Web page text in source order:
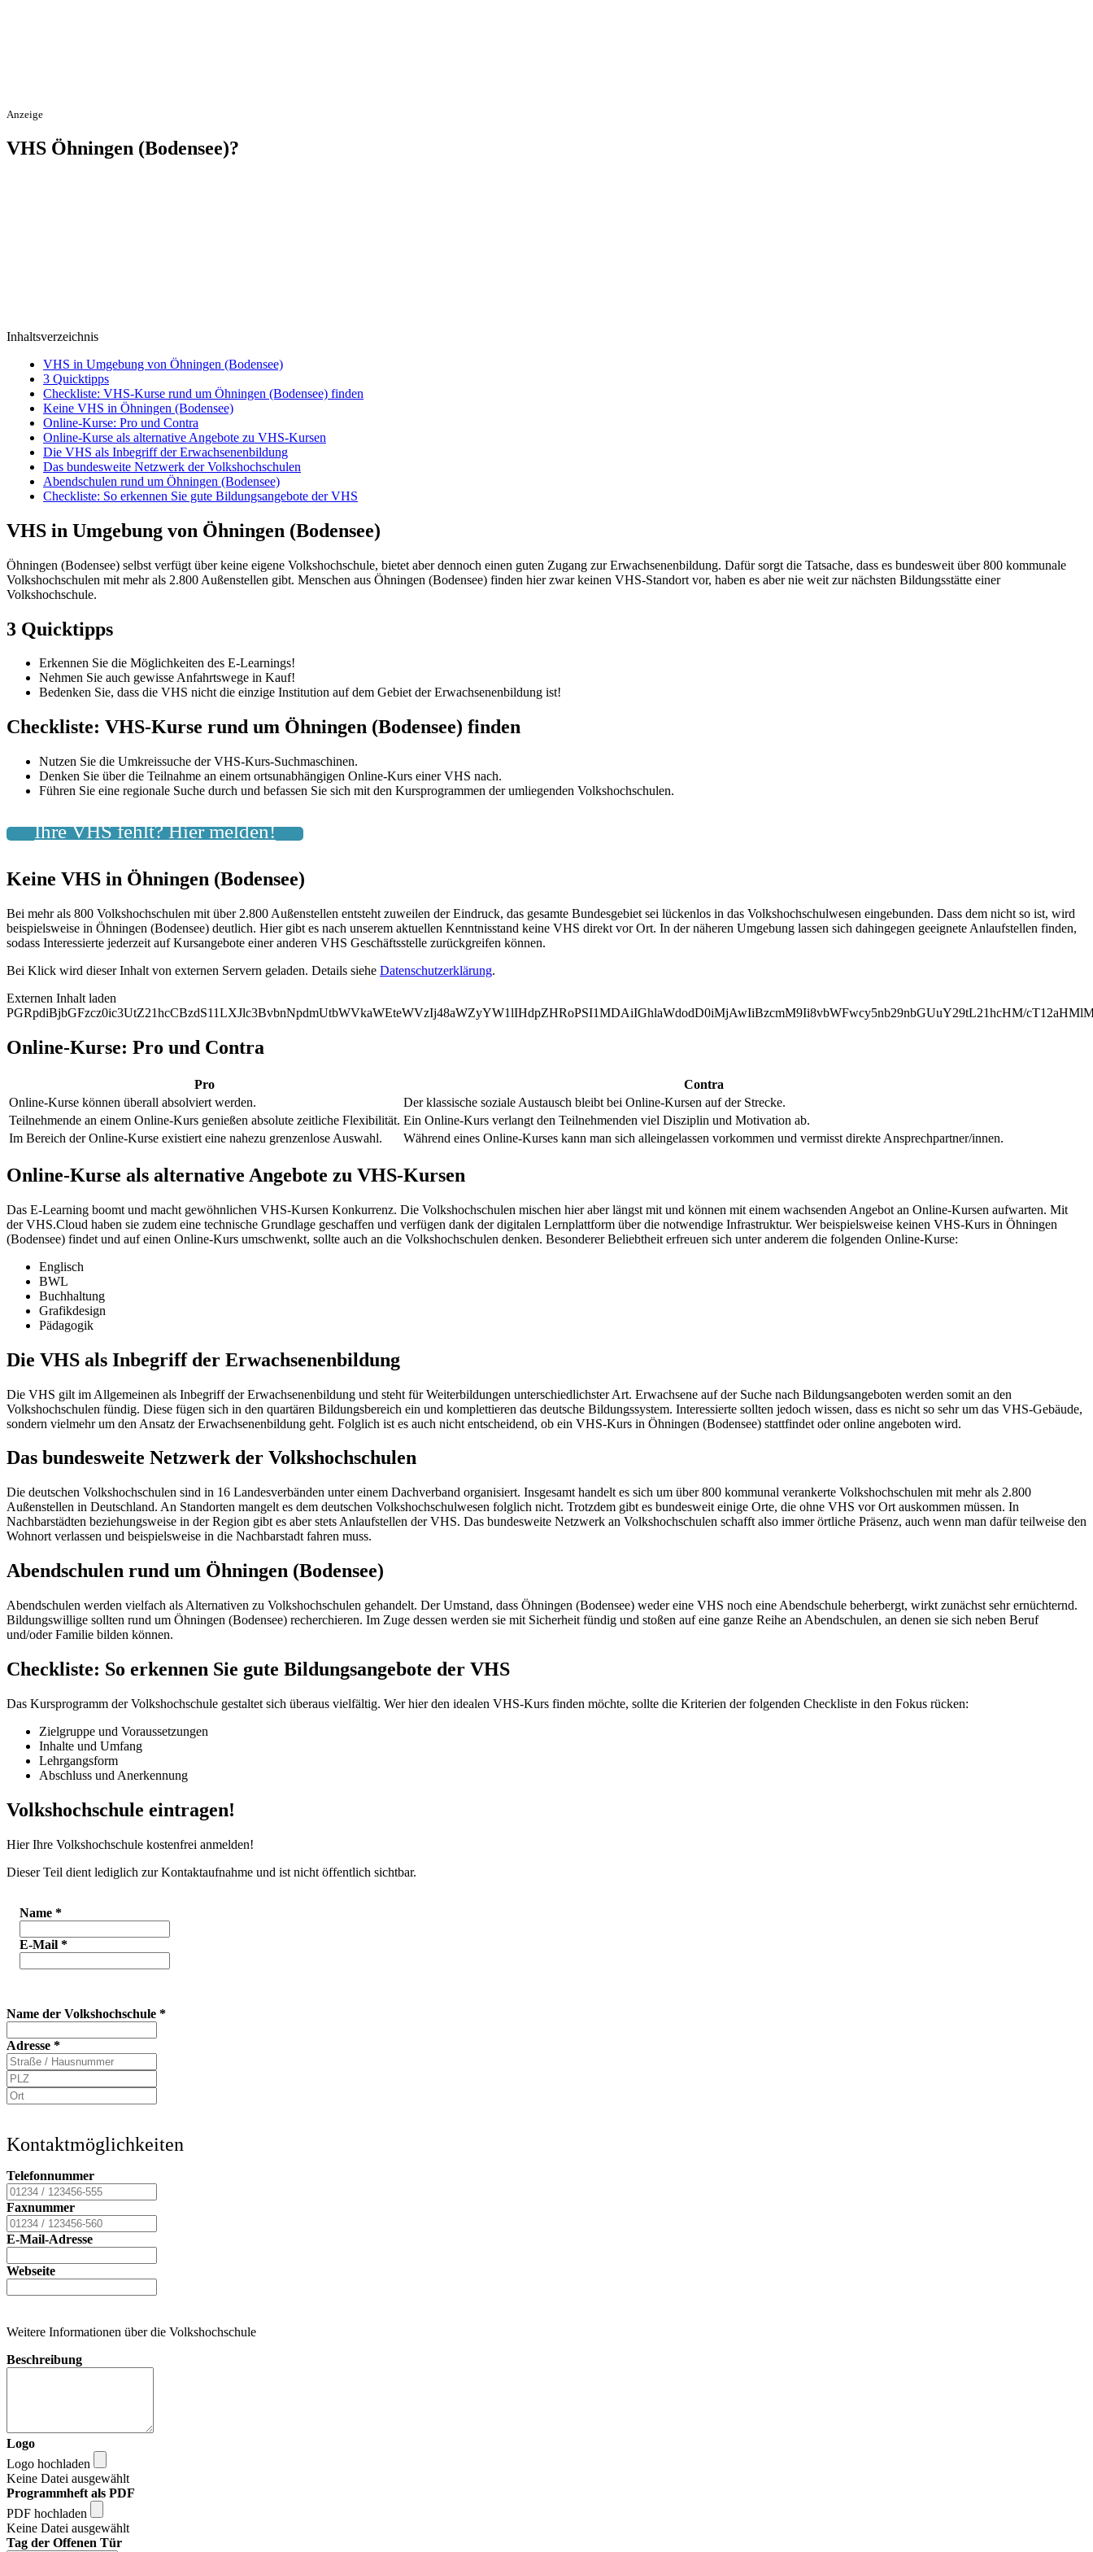
Anzeige
VHS Öhningen (Bodensee)?
Inhaltsverzeichnis
VHS in Umgebung von Öhningen (Bodensee)
3 Quicktipps
Checkliste: VHS-Kurse rund um Öhningen (Bodensee) finden
Keine VHS in Öhningen (Bodensee)
Online-Kurse: Pro und Contra
Online-Kurse als alternative Angebote zu VHS-Kursen
Die VHS als Inbegriff der Erwachsenenbildung
Das bundesweite Netzwerk der Volkshochschulen
Abendschulen rund um Öhningen (Bodensee)
Checkliste: So erkennen Sie gute Bildungsangebote der VHS
VHS in Umgebung von Öhningen (Bodensee)
Öhningen (Bodensee) selbst verfügt über keine eigene Volkshochschule, bietet aber dennoch einen guten Zugang zur Erwachsenenbildung. Dafür sorgt die Tatsache, dass es bundesweit über 800 kommunale
Volkshochschulen mit mehr als 2.800 Außenstellen gibt. Menschen aus Öhningen (Bodensee) finden hier zwar keinen VHS-Standort vor, haben es aber nie weit zur nächsten Bildungsstätte einer
Volkshochschule.
3 Quicktipps
Erkennen Sie die Möglichkeiten des E-Learnings!
Nehmen Sie auch gewisse Anfahrtswege in Kauf!
Bedenken Sie, dass die VHS nicht die einzige Institution auf dem Gebiet der Erwachsenenbildung ist!
Checkliste: VHS-Kurse rund um Öhningen (Bodensee) finden
Nutzen Sie die Umkreissuche der VHS-Kurs-Suchmaschinen.
Denken Sie über die Teilnahme an einem ortsunabhängigen Online-Kurs einer VHS nach.
Führen Sie eine regionale Suche durch und befassen Sie sich mit den Kursprogrammen der umliegenden Volkshochschulen.
Ihre VHS fehlt? Hier melden!
Keine VHS in Öhningen (Bodensee)
Bei mehr als 800 Volkshochschulen mit über 2.800 Außenstellen entsteht zuweilen der Eindruck, das gesamte Bundesgebiet sei lückenlos in das Volkshochschulwesen eingebunden. Dass dem nicht so ist, wird
beispielsweise in Öhningen (Bodensee) deutlich. Hier gibt es nach unserem aktuellen Kenntnisstand keine VHS direkt vor Ort. In der näheren Umgebung lassen sich dahingegen geeignete Anlaufstellen finden,
sodass Interessierte jederzeit auf Kursangebote einer anderen VHS Geschäftsstelle zurückgreifen können.
Bei Klick wird dieser Inhalt von externen Servern geladen. Details siehe Datenschutzerklärung.
Externen Inhalt laden
PGRpdiBjbGFzcz0ic3UtZ21hcCBzdS11LXJlc3BvbnNpdmUtbWVkaWEteWVzIj48aWZyYW1lIHdpZHRoPSI1MDAiIGhlaWdodD0iMjAwIiBzcmM9Ii8vbWFwcy5nb29nbGUuY29tL21hcHM/
Online-Kurse: Pro und Contra
Pro
Contra
Online-Kurse können überall absolviert werden.
Der klassische soziale Austausch bleibt bei Online-Kursen auf der Strecke.
Teilnehmende an einem Online-Kurs genießen absolute zeitliche Flexibilität. Ein Online-Kurs verlangt den Teilnehmenden viel Disziplin und Motivation ab.
Im Bereich der Online-Kurse existiert eine nahezu grenzenlose Auswahl.
Während eines Online-Kurses kann man sich alleingelassen vorkommen und vermisst direkte Ansprechpartner/innen.
Online-Kurse als alternative Angebote zu VHS-Kursen
Das E-Learning boomt und macht gewöhnlichen VHS-Kursen Konkurrenz. Die Volkshochschulen mischen hier aber längst mit und können mit einem wachsenden Angebot an Online-Kursen aufwarten. Mit
der VHS.Cloud haben sie zudem eine technische Grundlage geschaffen und verfügen dank der digitalen Lernplattform über die notwendige Infrastruktur. Wer beispielsweise keinen VHS-Kurs in Öhningen
(Bodensee) findet und auf einen Online-Kurs umschwenkt, sollte auch an die Volkshochschulen denken. Besonderer Beliebtheit erfreuen sich unter anderem die folgenden Online-Kurse:
Englisch
BWL
Buchhaltung
Grafikdesign
Pädagogik
Die VHS als Inbegriff der Erwachsenenbildung
Die VHS gilt im Allgemeinen als Inbegriff der Erwachsenenbildung und steht für Weiterbildungen unterschiedlichster Art. Erwachsene auf der Suche nach Bildungsangeboten werden somit an den
Volkshochschulen fündig. Diese fügen sich in den quartären Bildungsbereich ein und komplettieren das deutsche Bildungssystem. Interessierte sollten jedoch wissen, dass es nicht so sehr um das VHS-Gebäude,
sondern vielmehr um den Ansatz der Erwachsenenbildung geht. Folglich ist es auch nicht entscheidend, ob ein VHS-Kurs in Öhningen (Bodensee) stattfindet oder online angeboten wird.
Das bundesweite Netzwerk der Volkshochschulen
Die deutschen Volkshochschulen sind in 16 Landesverbänden unter einem Dachverband organisiert. Insgesamt handelt es sich um über 800 kommunal verankerte Volkshochschulen mit mehr als 2.800
Außenstellen in Deutschland. An Standorten mangelt es dem deutschen Volkshochschulwesen folglich nicht. Trotzdem gibt es bundesweit einige Orte, die ohne VHS vor Ort auskommen müssen. In
Nachbarstädten beziehungsweise in der Region gibt es aber stets Anlaufstellen der VHS. Das bundesweite Netzwerk an Volkshochschulen schafft also immer örtliche Präsenz, auch wenn man dafür teilweise den
Wohnort verlassen und beispielsweise in die Nachbarstadt fahren muss.
Abendschulen rund um Öhningen (Bodensee)
Abendschulen werden vielfach als Alternativen zu Volkshochschulen gehandelt. Der Umstand, dass Öhningen (Bodensee) weder eine VHS noch eine Abendschule beherbergt, wirkt zunächst sehr ernüchternd.
Bildungswillige sollten rund um Öhningen (Bodensee) recherchieren. Im Zuge dessen werden sie mit Sicherheit fündig und stoßen auf eine ganze Reihe an Abendschulen, an denen sie sich neben Beruf
und/oder Familie bilden können.
Checkliste: So erkennen Sie gute Bildungsangebote der VHS
Das Kursprogramm der Volkshochschule gestaltet sich überaus vielfältig. Wer hier den idealen VHS-Kurs finden möchte, sollte die Kriterien der folgenden Checkliste in den Fokus rücken:
Zielgruppe und Voraussetzungen
Inhalte und Umfang
Lehrgangsform
Abschluss und Anerkennung
Volkshochschule eintragen!
Hier Ihre Volkshochschule kostenfrei anmelden!
Dieser Teil dient lediglich zur Kontaktaufnahme und ist nicht öffentlich sichtbar.
Name *
E-Mail *
Name der Volkshochschule *
Adresse *
Kontaktmöglichkeiten
Telefonnummer
Faxnummer
E-Mail-Adresse
Webseite
Weitere Informationen über die Volkshochschule
Beschreibung
Logo
Logo hochladen
Keine Datei ausgewählt
Programmheft als PDF
PDF hochladen
Keine Datei ausgewählt
Tag der Offenen Tür